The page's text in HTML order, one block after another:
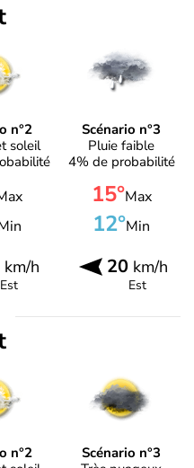
n°2
soleil
km/h
Est
Scénario n°3
Pluie faible
4% de probabilité
15°Max
12°Min
20 km/h
Est
n°2
Scénario n°3